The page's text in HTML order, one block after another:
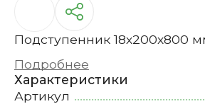
Подступенник 18х200х800
Подробнее
Характеристики
Артикул